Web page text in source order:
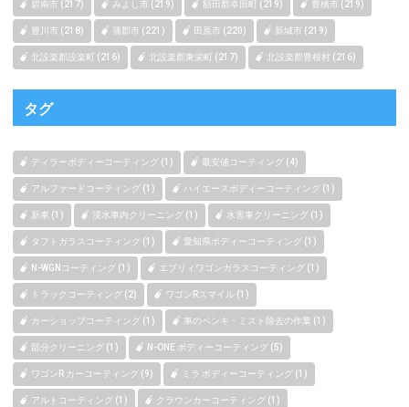
碧南市 (217) みよし市 (219) 額田郡幸田町 (219) 豊橋市 (219)
豊川市 (218) 蒲郡市 (221) 田原市 (220) 新城市 (219)
北設楽郡設楽町 (216) 北設楽郡東栄町 (217) 北設楽郡豊根村 (216)
タグ
ディラーボディーコーティング (1) 最安値コーティング (4)
アルファードコーティング (1) ハイエースボディーコーティング (1)
新車 (1) 浸水車内クリーニング (1) 水害車クリーニング (1)
タフトガラスコーティング (1) 愛知県ボディーコーティング (1)
N-WGNコーティング (1) エブリィワゴンガラスコーティング (1)
トラックコーティング (2) ワゴンRスマイル (1)
カーショップコーティング (1) 車のペンキ・ミスト除去の作業 (1)
部分クリーニング (1) N-ONE ボディーコーティング (5)
ワゴンR カーコーティング (9) ミラ ボディーコーティング (1)
アルトコーティング (1) クラウンカーコーティング (1)